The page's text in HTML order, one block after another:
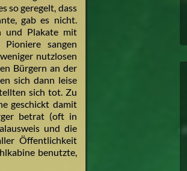
so geregelt, dass
gab es nicht.
und Plakate mit
sangen
nutzlosen
Bürgern an der
sich dann leise
sich tot. Zu
geschickt damit
betrat (oft in
und die
Öffentlichkeit
benutzte,